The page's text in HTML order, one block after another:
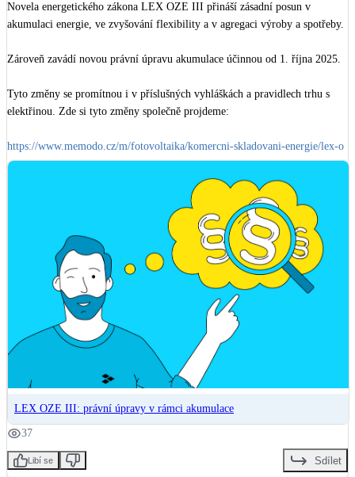
Novela energetického zákona LEX OZE III přináší zásadní posun v
akumulaci energie, ve zvyšování flexibility a v agregaci výroby a spotřeby.
Zároveň zavádí novou právní úpravu akumulace účinnou od 1. října 2025.
Tyto změny se promítnou i v příslušných vyhláškách a pravidlech trhu s
elektřinou. Zde si tyto změny společně projdeme:
https://www.memodo.cz/m/fotovoltaika/komercni-skladovani-energie/lex-o
ze-iii-a-vyhlasky-eru/
LEX OZE III: právní úpravy v rámci akumulace
37
Libí se Sdílet